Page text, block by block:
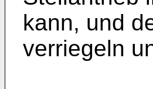
kann, und
verriegeln